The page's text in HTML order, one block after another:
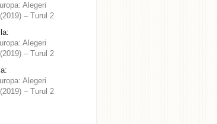
Alegeri
– Turul 2
la:
Alegeri
– Turul 2
la:
Alegeri
– Turul 2